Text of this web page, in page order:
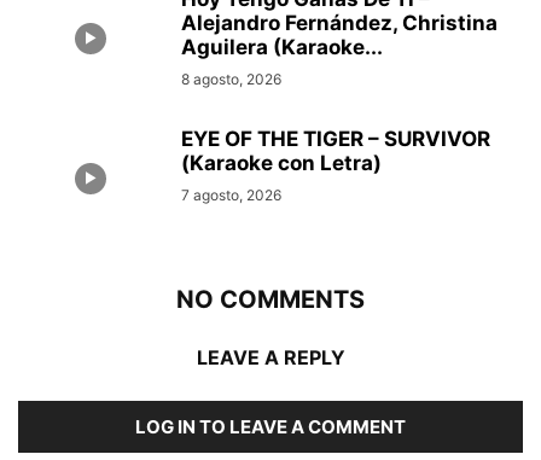
Alejandro Fernández, Christina
Aguilera (Karaoke...
8 agosto, 2026
EYE OF THE TIGER – SURVIVOR
(Karaoke con Letra)
7 agosto, 2026
NO COMMENTS
LEAVE A REPLY
LOG IN TO LEAVE A COMMENT